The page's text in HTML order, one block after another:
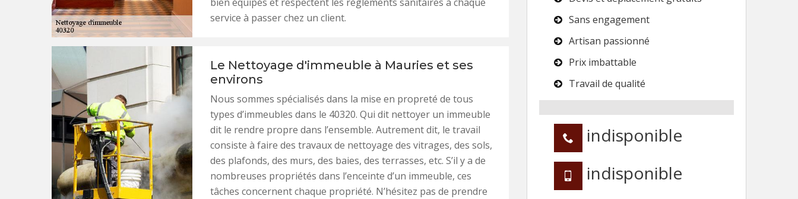
service à passer chez un client.
Le Nettoyage d'immeuble à Mauries et ses
environs
Nous sommes spécialisés dans la mise en propreté de tous
types d’immeubles dans le 40320. Qui dit nettoyer un immeuble
dit le rendre propre dans l’ensemble. Autrement dit, le travail
consiste à faire des travaux de nettoyage des vitrages, des sols,
des plafonds, des murs, des baies, des terrasses, etc. S’il y a de
nombreuses propriétés dans l’enceinte d’un immeuble, ces
tâches concernent chaque propriété. N’hésitez pas de prendre
Sans engagement
Artisan passionné
Prix imbattable
Travail de qualité
indisponible
indisponible